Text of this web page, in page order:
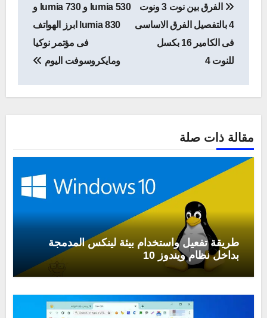
المقالات
الفرق بين نوت 3 ونوت
4 بالتفصيل الفرق الاساسى
فى الكامير 16 بكسل
للنوت 4
lumia 530 و lumia 730 و
lumia 830 ابرز الهواتف
فى مؤتمر نوكيا
ومايكروسوفت اليوم
مقالة ذات صلة
طريقة تفعيل واستخدام بيئة لينكس المدمجة
بداخل نظام ويندوز 10